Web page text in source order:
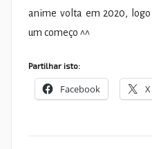
anime volta em 2020,
um começo ^^
Partilhar isto:
Facebook X